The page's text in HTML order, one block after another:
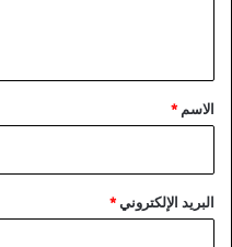
*
الاسم *
البريد الإلكتروني*